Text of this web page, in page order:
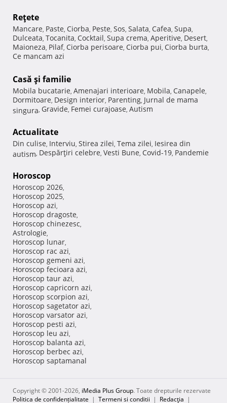
Reţete
Mancare, Paste, Ciorba, Peste, Sos, Salata, Cafea, Supa,
Dulceata, Tocanita, Cocktail, Supa crema, Aperitive, Desert,
Maioneza, Pilaf, Ciorba perisoare, Ciorba pui, Ciorba burta,
Ce mancam azi
Casă şi familie
Mobila bucatarie, Amenajari interioare, Mobila, Canapele,
Dormitoare, Design interior, Parenting, Jurnal de mama
singura, Gravide, Femei curajoase, Autism
Actualitate
Din culise, Interviu, Stirea zilei, Tema zilei, Iesirea din
autism, Despărţiri celebre, Vesti Bune, Covid-19, Pandemie
Horoscop
Horoscop 2026,
Horoscop 2025,
Horoscop azi,
Horoscop dragoste,
Horoscop chinezesc,
Astrologie,
Horoscop lunar,
Horoscop rac azi,
Horoscop gemeni azi,
Horoscop fecioara azi,
Horoscop taur azi,
Horoscop capricorn azi,
Horoscop scorpion azi,
Horoscop sagetator azi,
Horoscop varsator azi,
Horoscop pesti azi,
Horoscop leu azi,
Horoscop balanta azi,
Horoscop berbec azi,
Horoscop saptamanal
Copyright © 2001-2026, iMedia Plus Group. Toate drepturile rezervate
Politica de confidențialitate | Termeni si conditii | Redacţia |